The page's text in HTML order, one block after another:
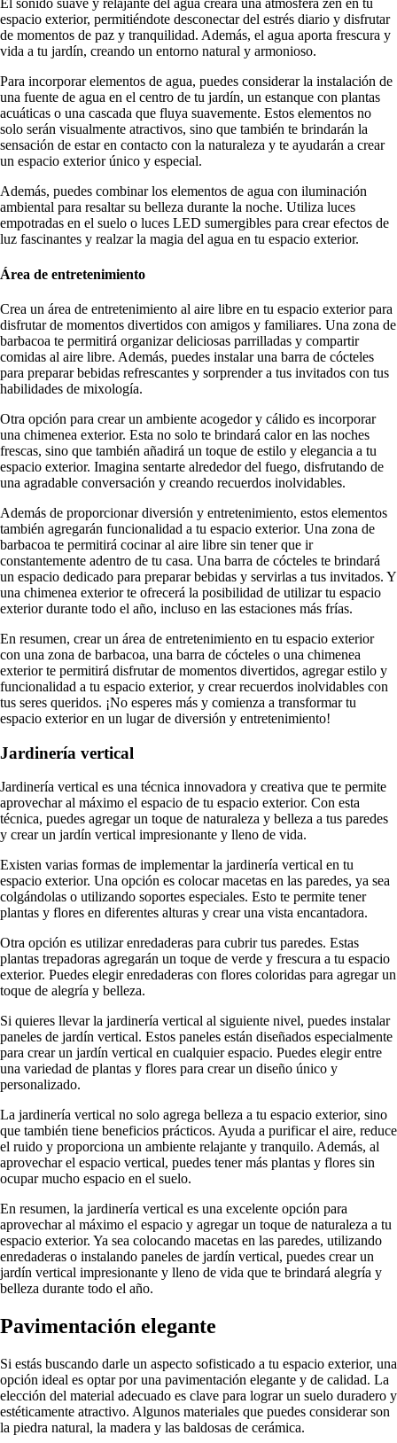
El sonido suave y relajante del agua creará una atmósfera zen en tu
espacio exterior, permitiéndote desconectar del estrés diario y disfrutar
de momentos de paz y tranquilidad. Además, el agua aporta frescura y
vida a tu jardín, creando un entorno natural y armonioso.
Para incorporar elementos de agua, puedes considerar la instalación de
una fuente de agua en el centro de tu jardín, un estanque con plantas
acuáticas o una cascada que fluya suavemente. Estos elementos no
solo serán visualmente atractivos, sino que también te brindarán la
sensación de estar en contacto con la naturaleza y te ayudarán a crear
un espacio exterior único y especial.
Además, puedes combinar los elementos de agua con iluminación
ambiental para resaltar su belleza durante la noche. Utiliza luces
empotradas en el suelo o luces LED sumergibles para crear efectos de
luz fascinantes y realzar la magia del agua en tu espacio exterior.
Área de entretenimiento
Crea un área de entretenimiento al aire libre en tu espacio exterior para
disfrutar de momentos divertidos con amigos y familiares. Una zona de
barbacoa te permitirá organizar deliciosas parrilladas y compartir
comidas al aire libre. Además, puedes instalar una barra de cócteles
para preparar bebidas refrescantes y sorprender a tus invitados con tus
habilidades de mixología.
Otra opción para crear un ambiente acogedor y cálido es incorporar
una chimenea exterior. Esta no solo te brindará calor en las noches
frescas, sino que también añadirá un toque de estilo y elegancia a tu
espacio exterior. Imagina sentarte alrededor del fuego, disfrutando de
una agradable conversación y creando recuerdos inolvidables.
Además de proporcionar diversión y entretenimiento, estos elementos
también agregarán funcionalidad a tu espacio exterior. Una zona de
barbacoa te permitirá cocinar al aire libre sin tener que ir
constantemente adentro de tu casa. Una barra de cócteles te brindará
un espacio dedicado para preparar bebidas y servirlas a tus invitados. Y
una chimenea exterior te ofrecerá la posibilidad de utilizar tu espacio
exterior durante todo el año, incluso en las estaciones más frías.
En resumen, crear un área de entretenimiento en tu espacio exterior
con una zona de barbacoa, una barra de cócteles o una chimenea
exterior te permitirá disfrutar de momentos divertidos, agregar estilo y
funcionalidad a tu espacio exterior, y crear recuerdos inolvidables con
tus seres queridos. ¡No esperes más y comienza a transformar tu
espacio exterior en un lugar de diversión y entretenimiento!
Jardinería vertical
Jardinería vertical es una técnica innovadora y creativa que te permite
aprovechar al máximo el espacio de tu espacio exterior. Con esta
técnica, puedes agregar un toque de naturaleza y belleza a tus paredes
y crear un jardín vertical impresionante y lleno de vida.
Existen varias formas de implementar la jardinería vertical en tu
espacio exterior. Una opción es colocar macetas en las paredes, ya sea
colgándolas o utilizando soportes especiales. Esto te permite tener
plantas y flores en diferentes alturas y crear una vista encantadora.
Otra opción es utilizar enredaderas para cubrir tus paredes. Estas
plantas trepadoras agregarán un toque de verde y frescura a tu espacio
exterior. Puedes elegir enredaderas con flores coloridas para agregar un
toque de alegría y belleza.
Si quieres llevar la jardinería vertical al siguiente nivel, puedes instalar
paneles de jardín vertical. Estos paneles están diseñados especialmente
para crear un jardín vertical en cualquier espacio. Puedes elegir entre
una variedad de plantas y flores para crear un diseño único y
personalizado.
La jardinería vertical no solo agrega belleza a tu espacio exterior, sino
que también tiene beneficios prácticos. Ayuda a purificar el aire, reduce
el ruido y proporciona un ambiente relajante y tranquilo. Además, al
aprovechar el espacio vertical, puedes tener más plantas y flores sin
ocupar mucho espacio en el suelo.
En resumen, la jardinería vertical es una excelente opción para
aprovechar al máximo el espacio y agregar un toque de naturaleza a tu
espacio exterior. Ya sea colocando macetas en las paredes, utilizando
enredaderas o instalando paneles de jardín vertical, puedes crear un
jardín vertical impresionante y lleno de vida que te brindará alegría y
belleza durante todo el año.
Pavimentación elegante
Si estás buscando darle un aspecto sofisticado a tu espacio exterior, una
opción ideal es optar por una pavimentación elegante y de calidad. La
elección del material adecuado es clave para lograr un suelo duradero y
estéticamente atractivo. Algunos materiales que puedes considerar son
la piedra natural, la madera y las baldosas de cerámica.